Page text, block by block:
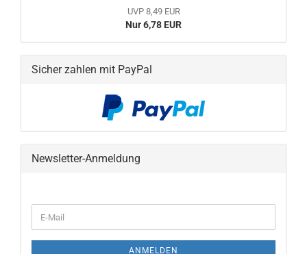
UVP 8,49 EUR
Nur 6,78 EUR
Sicher zahlen mit PayPal
Newsletter-Anmeldung
ZUR
E-
Mail
ANMELDEN